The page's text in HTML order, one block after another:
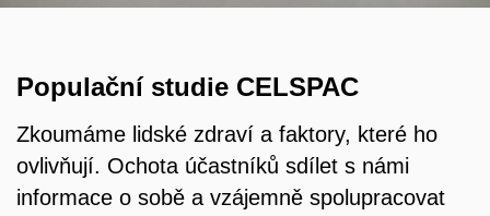
Populační studie CELSPAC
Zkoumáme lidské zdraví a faktory, které ho
ovlivňují. Ochota účastníků sdílet s námi
informace o sobě a vzájemně spolupracovat